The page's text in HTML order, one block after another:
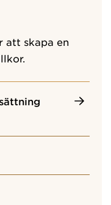
att skapa en